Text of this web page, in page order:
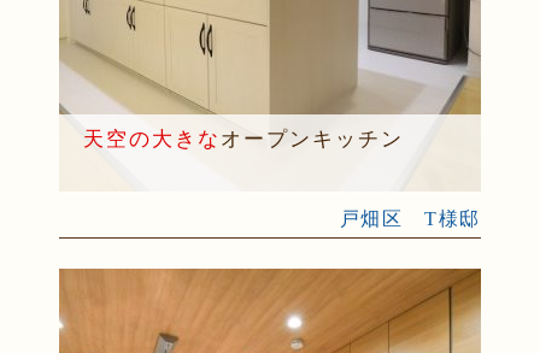
天空の大きな オープンキッチン
戸畑区 T様邸